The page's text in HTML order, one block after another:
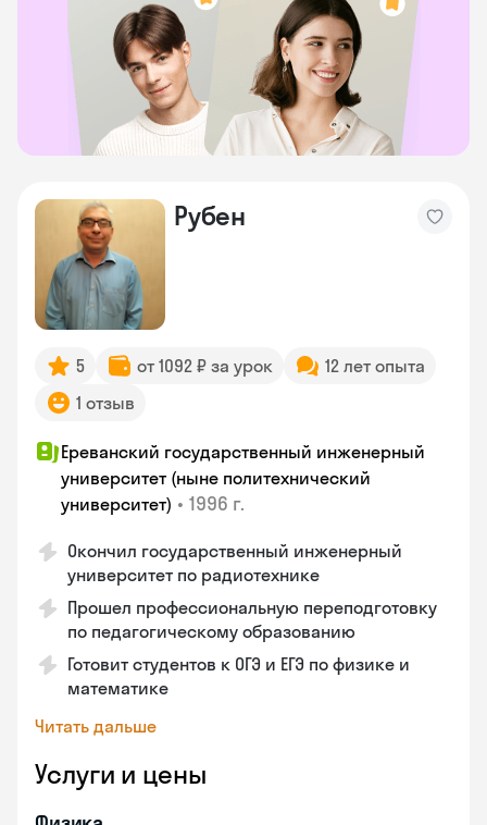
Рубен
5 от 1092 ₽ за урок
12 лет опыта
1 отзыв
Ереванский государственный инженерный
университет (ныне политехнический
университет) • 1996 г.
Окончил государственный инженерный
университет по радиотехнике
Прошел профессиональную переподготовку
по педагогическому образованию
Готовит студентов к ОГЭ и ЕГЭ по физике и
математике
Читать дальше
Услуги и цены